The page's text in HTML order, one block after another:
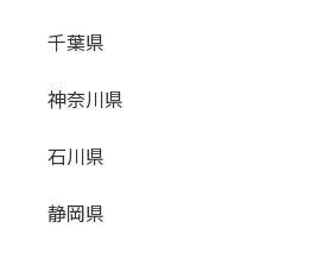
千葉県
神奈川県
石川県
静岡県